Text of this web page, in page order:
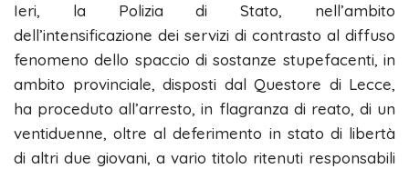
Ieri, la Polizia di Stato, nell’ambito
dell’intensificazione dei servizi di contrasto al diffuso
fenomeno dello spaccio di sostanze stupefacenti, in
ambito provinciale, disposti dal Questore di Lecce,
ha proceduto all’arresto, in flagranza di reato, di un
ventiduenne, oltre al deferimento in stato di libertà
di altri due giovani, a vario titolo ritenuti responsabili